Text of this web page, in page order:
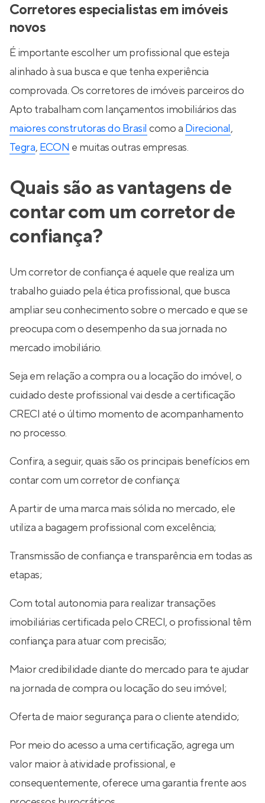
Corretores especialistas em imóveis
novos
É importante escolher um profissional que esteja
alinhado à sua busca e que tenha experiência
comprovada. Os corretores de imóveis parceiros do
Apto trabalham com lançamentos imobiliários das
maiores construtoras do Brasil como a Direcional,
Tegra, ECON e muitas outras empresas.
Quais são as vantagens de
contar com um corretor de
confiança?
Um corretor de confiança é aquele que realiza um
trabalho guiado pela ética profissional, que busca
ampliar seu conhecimento sobre o mercado e que se
preocupa com o desempenho da sua jornada no
mercado imobiliário.
Seja em relação a compra ou a locação do imóvel, o
cuidado deste profissional vai desde a certificação
CRECI até o último momento de acompanhamento
no processo.
Confira, a seguir, quais são os principais benefícios em
contar com um corretor de confiança:
A partir de uma marca mais sólida no mercado, ele
utiliza a bagagem profissional com excelência;
Transmissão de confiança e transparência em todas as
etapas;
Com total autonomia para realizar transações
imobiliárias certificada pelo CRECI, o profissional têm
confiança para atuar com precisão;
Maior credibilidade diante do mercado para te ajudar
na jornada de compra ou locação do seu imóvel;
Oferta de maior segurança para o cliente atendido;
Por meio do acesso a uma certificação, agrega um
valor maior à atividade profissional, e
consequentemente, oferece uma garantia frente aos